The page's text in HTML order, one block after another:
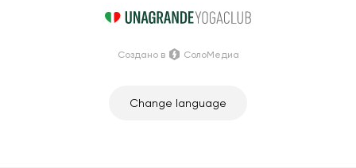
Change language
Создано в СолоМедиа